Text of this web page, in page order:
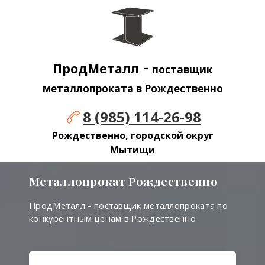
ПродМеталл - поставщик
металлопроката в Рождественно
8 (985) 114-26-98
Рождественно, городской округ
Мытищи
МеталлопрокатРождественно
ПродМеталл - поставщик металлопроката по
конкурентным ценам в Рождественно